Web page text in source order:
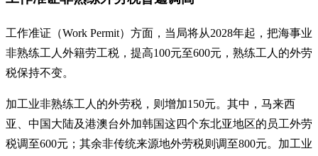
工作准证（Work Permit）方面，当局将从2028年起，把海事业
非熟练工人外籍劳工税，提高100元至600元，熟练工人的外劳
税保持不变。
加工业非熟练工人的外劳税，则增加150元。其中，马来西
亚、中国大陆及港澳台外加韩国这四个东北亚地区的员工外劳
税调至600元；其余非传统来源地外劳税则调至800元。加工业